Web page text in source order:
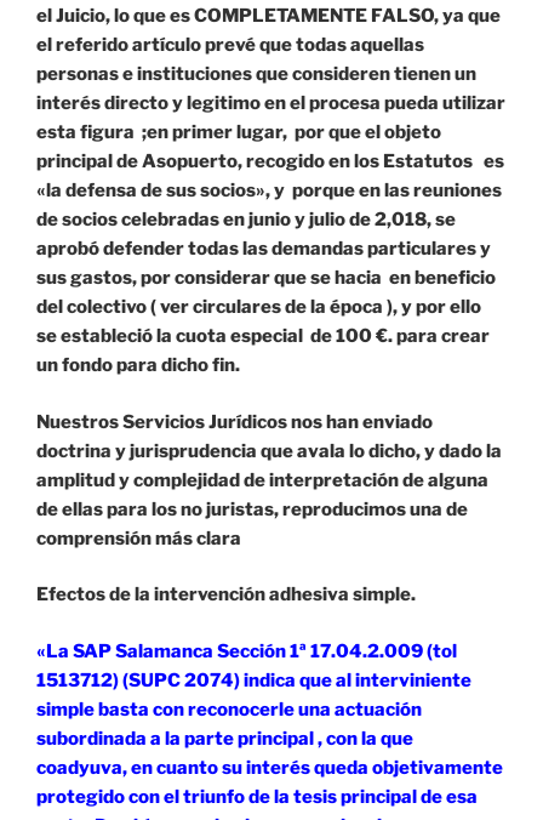
el Juicio, lo que es COMPLETAMENTE FALSO, ya que
el referido artículo prevé que todas aquellas
personas e instituciones que consideren tienen un
interés directo y legitimo en el procesa pueda utilizar
esta figura ;en primer lugar, por que el objeto
principal de Asopuerto, recogido en los Estatutos es
«la defensa de sus socios», y porque en las reuniones
de socios celebradas en junio y julio de 2,018, se
aprobó defender todas las demandas particulares y
sus gastos, por considerar que se hacia en beneficio
del colectivo ( ver circulares de la época ), y por ello
se estableció la cuota especial de 100 €. para crear
un fondo para dicho fin.
Nuestros Servicios Jurídicos nos han enviado
doctrina y jurisprudencia que avala lo dicho, y dado la
amplitud y complejidad de interpretación de alguna
de ellas para los no juristas, reproducimos una de
comprensión más clara
Efectos de la intervención adhesiva simple.
«La SAP Salamanca Sección 1ª 17.04.2.009 (tol
1513712) (SUPC 2074) indica que al interviniente
simple basta con reconocerle una actuación
subordinada a la parte principal , con la que
coadyuva, en cuanto su interés queda objetivamente
protegido con el triunfo de la tesis principal de esa